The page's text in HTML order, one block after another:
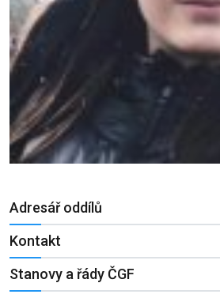
Adresář oddílů
Kontakt
Stanovy a řády ČGF